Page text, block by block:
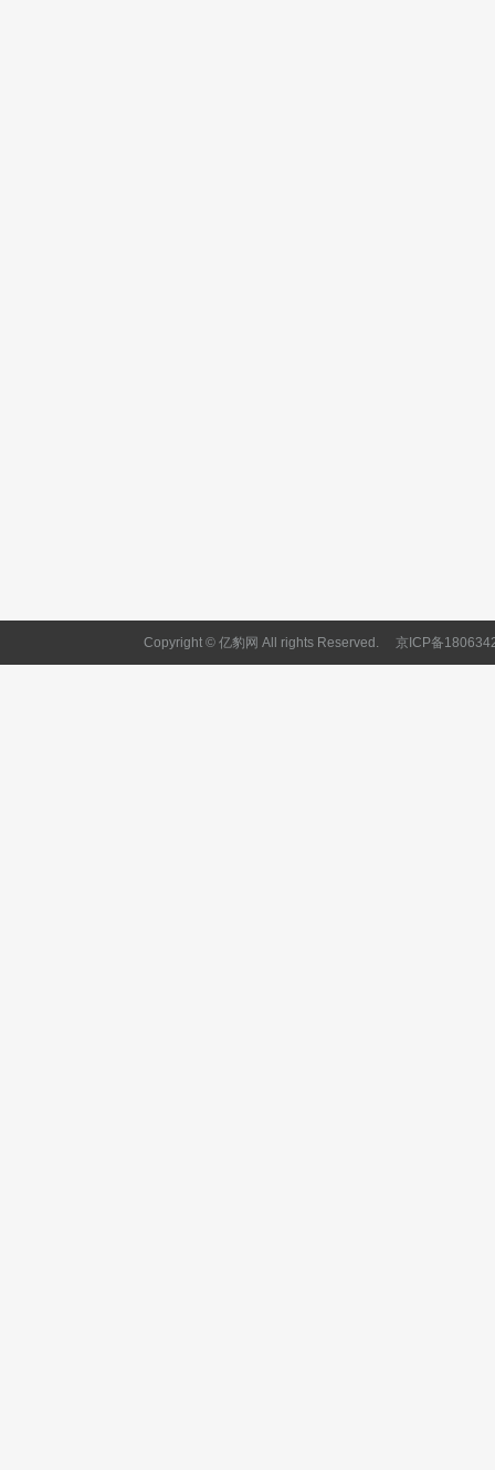
Copyright © 亿豹网 All rights Reserved. 京ICP备